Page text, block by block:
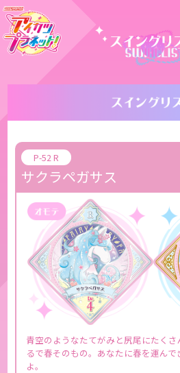
P-52 R
サクラペガサス
青空のようなたてがみと尻尾にたく
るで春そのもの。あなたに春を運ん
よ。